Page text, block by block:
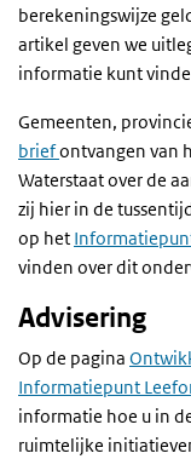
berekeningswijze
artikel geven we
informatie kunt
Gemeenten,
briefontvangen van
Waterstaat over de
zij hier in de
op het
vinden over dit
Advisering
Op de pagina
Informatiepunt
informatie hoe u in
ruimtelijke